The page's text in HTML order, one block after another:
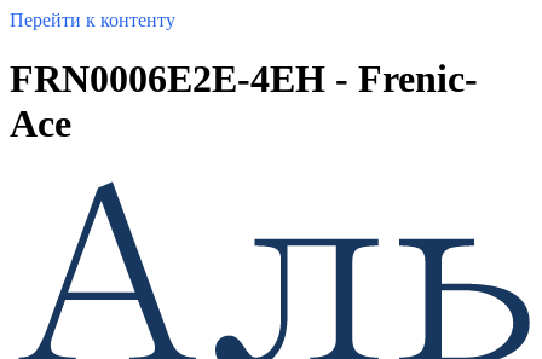
Перейти к контенту
FRN0006E2E-4EH - Frenic-
Ace